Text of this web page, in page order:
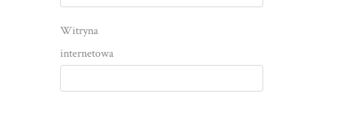
Witryna
internetowa